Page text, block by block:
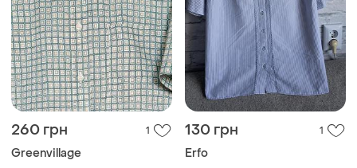
260 грн 1
Greenvillage
130 грн 1
Erfo